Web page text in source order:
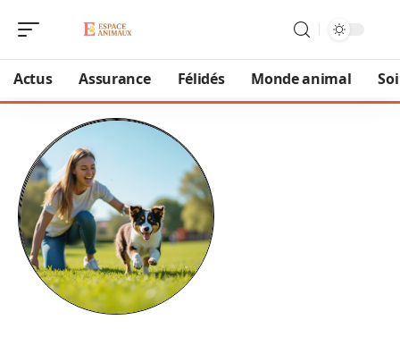
Actus Assurance Félidés Monde animal